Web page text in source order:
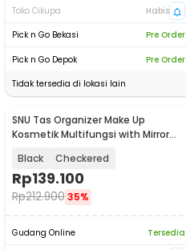
Toko Cikupa
Habis
Pick n Go Bekasi
Pre Order
Pick n Go Depok
Pre Order
Tidak tersedia di lokasi lain
SNU Tas Organizer Make Up
Kosmetik Multifungsi with Mirror
Black Checkered
Rp139.100
Rp212.900 35%
Gudang Online
Tersedia